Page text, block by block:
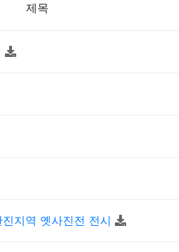
제목
지역 옛사진전 전시